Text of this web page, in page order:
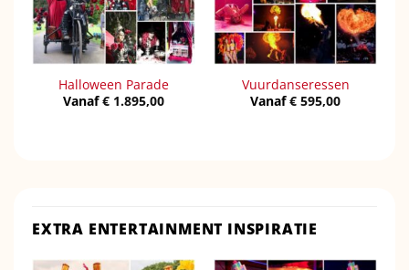
Halloween Parade
Vanaf€ 1.895,00
Vuurdanseressen
Vanaf€ 595,00
EXTRA ENTERTAINMENT INSPIRATIE